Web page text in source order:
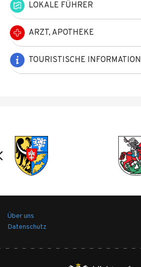
LOKALE FÜHRER
ARZT, APOTHEKE
TOURISTISCHE INFORMATION
Über uns
Datenschutz